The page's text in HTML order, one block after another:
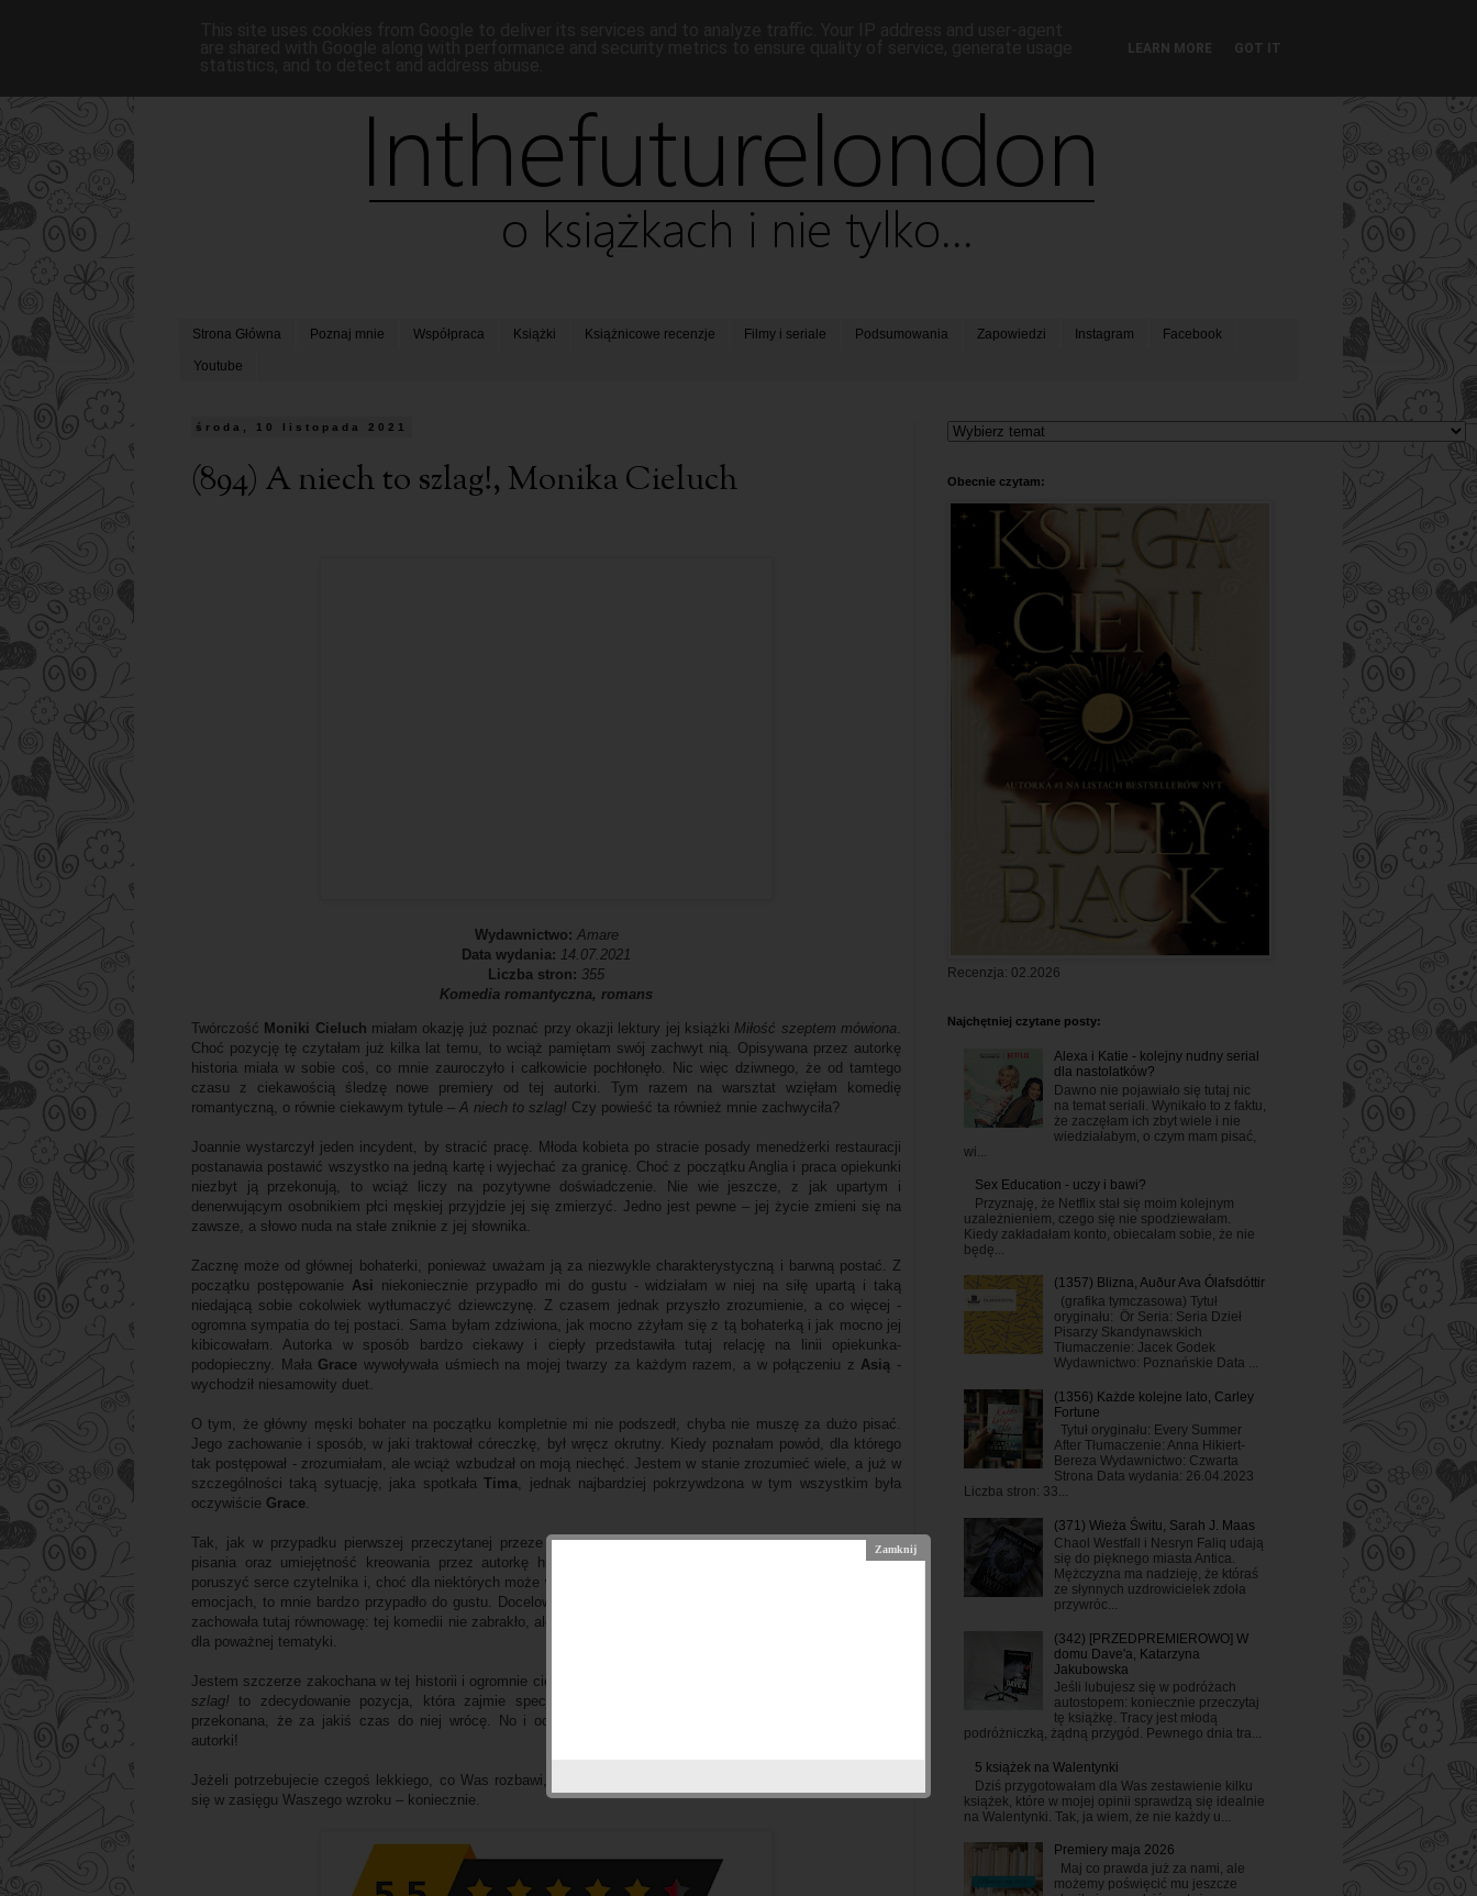
Strona Główna Poznaj mnie Współpraca Książki Książnicowe recenzje Filmy i seriale Podsumowania Zapowiedzi Instagram Facebook
Youtube
środa, 10 listopada 2021
(894) A niech to szlag!, Monika Cieluch
Wydawnictwo: Amare
Data wydania: 14.07.2021
Liczba stron: 355
Komedia romantyczna, romans
Twórczość Moniki Cieluch miałam okazję już poznać przy okazji lektury jej książki Miłość szeptem mówiona
Choć pozycję tę czytałam już kilka lat temu, to wciąż pamiętam swój zachwyt nią. Opisywana przez autorkę
historia miała w sobie coś, co mnie zauroczyło i całkowicie pochłonęło. Nic więc dziwnego, że od tamtego
czasu z ciekawością śledzę nowe premiery od tej autorki. Tym razem na warsztat wzięłam komedię
romantyczną, o równie ciekawym tytule – A niech to szlag! Czy powieść ta również mnie zachwyciła?
Joannie wystarczył jeden incydent, by stracić pracę. Młoda kobieta po stracie posady menedżerki restauracji
postanawia postawić wszystko na jedną kartę i wyjechać za granicę. Choć z początku Anglia i praca opiekunki
niezbyt ją przekonują, to wciąż liczy na pozytywne doświadczenie. Nie wie jeszcze, z jak upartym i
denerwującym osobnikiem płci męskiej przyjdzie jej się zmierzyć. Jedno jest pewne – jej życie zmieni się na
zawsze, a słowo nuda na stałe zniknie z jej słownika.
Zacznę może od głównej bohaterki, ponieważ uważam ją za niezwykle charakterystyczną i barwną postać. Z
początku postępowanie Asi niekoniecznie przypadło mi do gustu - widziałam w niej na siłę upartą i taką
niedającą sobie cokolwiek wytłumaczyć dziewczynę. Z czasem jednak przyszło zrozumienie, a co więcej -
ogromna sympatia do tej postaci. Sama byłam zdziwiona, jak mocno zżyłam się z tą bohaterką i jak mocno jej
kibicowałam. Autorka w sposób bardzo ciekawy i ciepły przedstawiła tutaj relację na linii opiekunka-
podopieczny. Mała Grace wywoływała uśmiech na mojej twarzy za każdym razem, a w połączeniu z Asią -
wychodził niesamowity duet.
O tym, że główny męski bohater na początku kompletnie mi nie podszedł, chyba nie muszę za dużo pisać.
Jego zachowanie i sposób, w jaki traktował córeczkę, był wręcz okrutny. Kiedy poznałam powód, dla którego
tak postępował - zrozumiałam, ale wciąż wzbudzał on moją niechęć. Jestem w stanie zrozumieć wiele, a już w
szczególności taką sytuację, jaka spotkałaTima , jednak najbardziej pokrzywdzona w tym wszystkim była
oczywiście Grace
Tak, jak w przypadku pierwszej przeczytanej przeze mnie powieściMoniki Cieluch, zachwycił mnie styl
pisania oraz umiejętność kreowania przez autorkę historii. Widać, że wie ona, w jaką nutę uderzyć, by
poruszyć serce czytelnika i, choć dla niektórych może wydawać się to niczym innym, jak typowym graniem na
emocjach, to mnie bardzo przypadło do gustu. Docelowo jest to raczej komedia romantyczna, jednak autorka
zachowała tutaj równowagę: tej komedii nie zabrakło, ale nie było też jej przesadnie dużo i znalazło się miejsce
dla poważnej tematyki.
Jestem szczerze zakochana w tej historii i ogromnie cieszę się, że miałam przyjemność ją poznać.
szlag! to zdecydowanie pozycja, która zajmie specjalne miejsce w moim czytelniczym sercu i jestem
przekonana, że za jakiś czas do niej wrócę. No i oczywiście z ciekawością będę sięgać po inne książki
autorki!
Jeżeli potrzebujecie czegoś lekkiego, co Was rozbawi, ale i poruszy, to myślę, że ten tytuł powinien znaleźć
się w zasięgu Waszego wzroku – koniecznie.
Obecnie czytam:
Recenzja: 02.2026
Najchętniej czytane posty:
Alexa i Katie - kolejny nudny serial
dla nastolatków?
Dawno nie pojawiało się tutaj nic
na temat seriali. Wynikało to z faktu,
że zaczęłam ich zbyt wiele i nie
wiedziałabym, o czym mam pisać,
wi...
Sex Education - uczy i bawi?
Przyznaję, że Netflix stał się moim kolejnym
uzależnieniem, czego się nie spodziewałam.
Kiedy zakładałam konto, obiecałam sobie, że nie
będę...
(1357) Blizna, Auður Ava Ólafsdóttir
(grafika tymczasowa) Tytuł
oryginału: Ör Seria: Seria Dzieł
Pisarzy Skandynawskich
Tłumaczenie: Jacek Godek
Wydawnictwo: Poznańskie Data ...
(1356) Każde kolejne lato, Carley
Fortune
Tytuł oryginału: Every Summer
After Tłumaczenie: Anna Hikiert-
Bereza Wydawnictwo: Czwarta
Strona Data wydania: 26.04.2023
Liczba stron: 33...
(371) Wieża Świtu, Sarah J. Maas
Chaol Westfall i Nesryn Faliq udają
się do pięknego miasta Antica.
Mężczyzna ma nadzieję, że któraś
ze słynnych uzdrowicielek zdoła
przywróc...
(342) [PRZEDPREMIEROWO] W
domu Dave'a, Katarzyna
Jakubowska
Jeśli lubujesz się w podróżach
autostopem: koniecznie przeczytaj
tę książkę. Tracy jest młodą
podróżniczką, żądną przygód. Pewnego dnia tra...
5 książek na Walentynki
Dziś przygotowałam dla Was zestawienie kilku
książek, które w mojej opinii sprawdzą się idealnie
na Walentynki. Tak, ja wiem, że nie każdy u...
Premiery maja 2026
Maj co prawda już za nami, ale
możemy poświęcić mu jeszcze
LEARN MORE GOT IT